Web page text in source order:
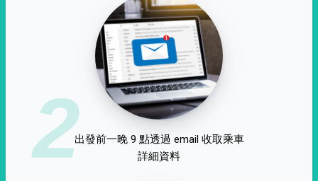
2出發前一晚 9 點透過 email 收取乘車
詳細資料